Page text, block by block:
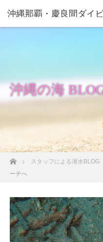
沖縄那覇・慶良間ダイ
沖縄の海
ホームスタッフによる潜水BLOG
ーチへ